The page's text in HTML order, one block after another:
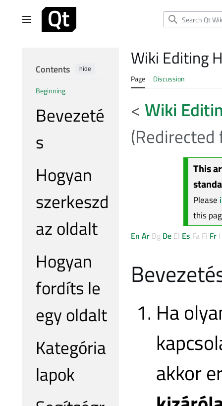
Main menu
Contents hide
Beginning
Bevezeté
s
Hogyan
szerkeszd
az oldalt
Hogyan
fordíts le
egy oldalt
Kategória
lapok
Wiki Editing
Page Discussion
< Wiki
This
Please
this
En Ar Bg De El Es Fa Fi Fr
Ha
akkor